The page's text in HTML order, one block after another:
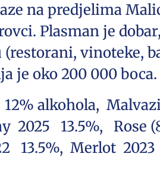
na predjelima
Plasman je
vinoteke,
je oko 200 000 boca.
alkohola,
2025 13.5%, Rose
13.5%, Merlot